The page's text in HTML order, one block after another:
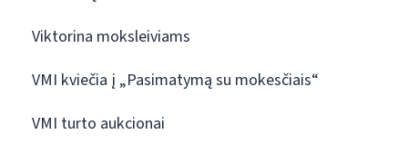
Viktorina moksleiviams
VMI kviečia į „Pasimatymą su mokesčiais“
VMI turto aukcionai